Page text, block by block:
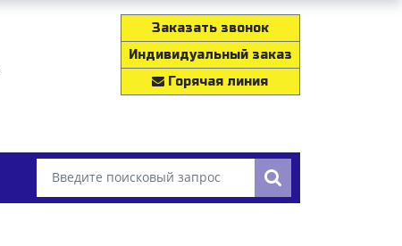
Заказать звонок
Индивидуальный заказ
Горячая линия